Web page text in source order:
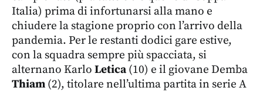
Italia) prima di infortunarsi alla mano e
chiudere la stagione proprio con l’arrivo della
pandemia. Per le restanti dodici gare estive,
con la squadra sempre più spacciata, si
alternano Karlo Letica (10) e il giovane Demba
Thiam (2), titolare nell’ultima partita in serie A